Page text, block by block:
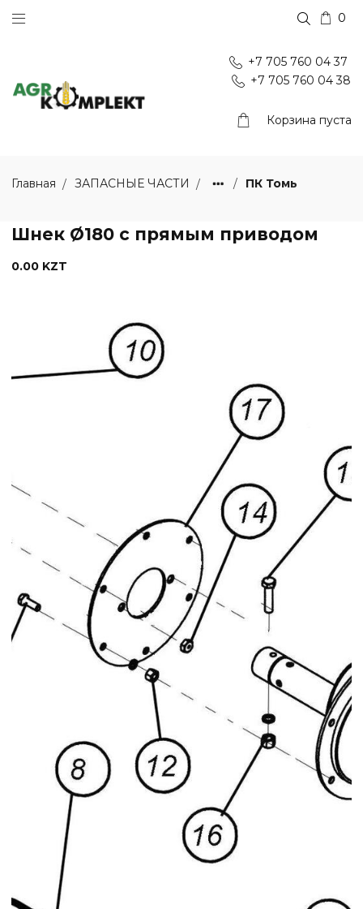
0
+7 705 760 04 37
+7 705 760 04 38
Корзина пуста
Главная ЗАПАСНЫЕ ЧАСТИ ПК Томь
Шнек Ø180 с прямым приводом
0.00 KZT